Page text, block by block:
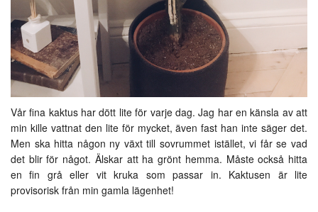
Vår fina kaktus har dött lite för varje dag. Jag har en känsla av att
min kille vattnat den lite för mycket, även fast han inte säger det.
Men ska hitta någon ny växt till sovrummet istället, vi får se vad
det blir för något. Älskar att ha grönt hemma. Måste också hitta
en fin grå eller vit kruka som passar in. Kaktusen är lite
provisorisk från min gamla lägenhet!